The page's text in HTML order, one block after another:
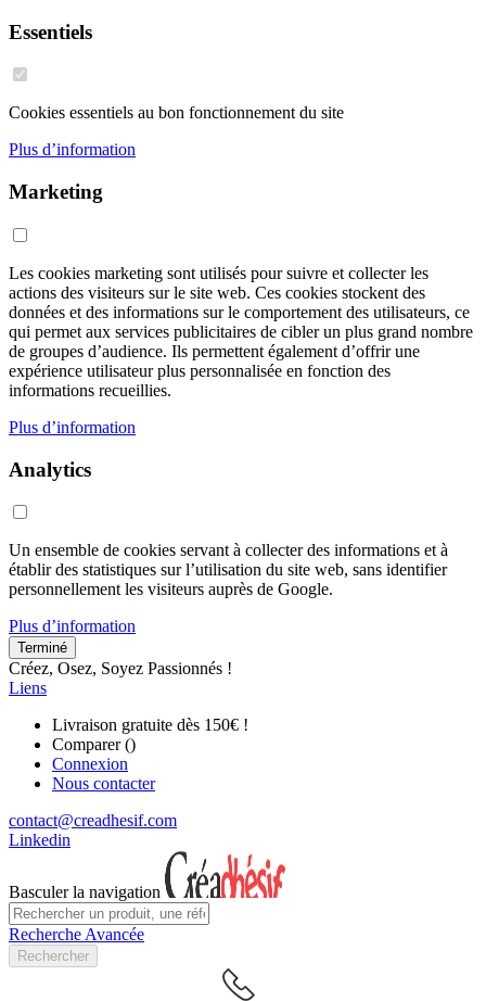
Essentiels
Cookies essentiels au bon fonctionnement du site
Plus d’information
Marketing
Les cookies marketing sont utilisés pour suivre et collecter les
actions des visiteurs sur le site web. Ces cookies stockent des
données et des informations sur le comportement des utilisateurs, ce
qui permet aux services publicitaires de cibler un plus grand nombre
de groupes d’audience. Ils permettent également d’offrir une
expérience utilisateur plus personnalisée en fonction des
informations recueillies.
Plus d’information
Analytics
Un ensemble de cookies servant à collecter des informations et à
établir des statistiques sur l’utilisation du site web, sans identifier
personnellement les visiteurs auprès de Google.
Plus d’information
Terminé
Créez, Osez, Soyez Passionnés !
Liens
Livraison gratuite dès 150€ !
Comparer ()
Connexion
Nous contacter
contact@creadhesif.com
Linkedin
Basculer la navigation
Recherche Avancée
Rechercher